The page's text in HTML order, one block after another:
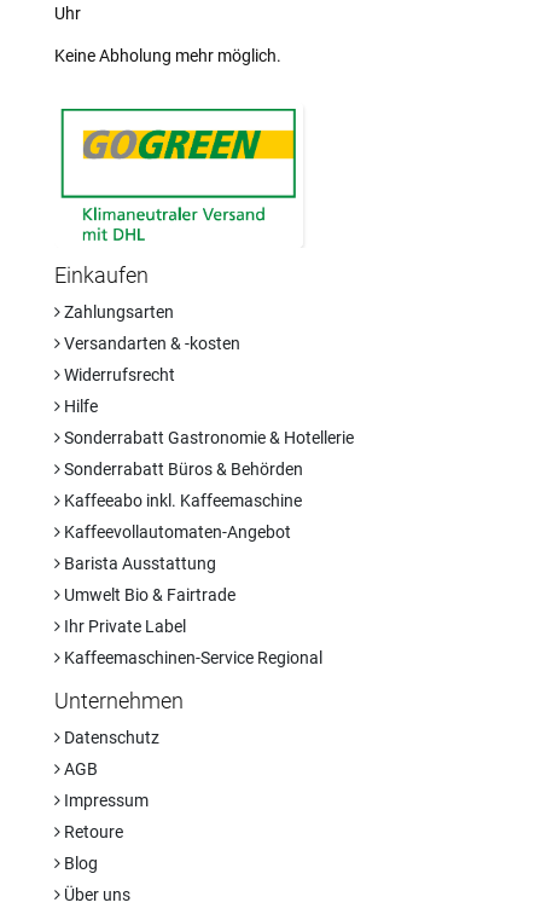
Uhr
Keine Abholung mehr möglich.
Einkaufen
Zahlungsarten
Versandarten & -kosten
Widerrufsrecht
Hilfe
Sonderrabatt Gastronomie & Hotellerie
Sonderrabatt Büros & Behörden
Kaffeeabo inkl. Kaffeemaschine
Kaffeevollautomaten-Angebot
Barista Ausstattung
Umwelt Bio & Fairtrade
Ihr Private Label
Kaffeemaschinen-Service Regional
Unternehmen
Datenschutz
AGB
Impressum
Retoure
Blog
Über uns